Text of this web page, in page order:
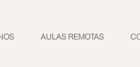
AULAS REMOTAS